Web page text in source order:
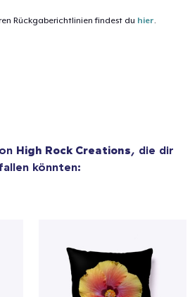
Rückgaberichtlinien findest du hier.
High Rock Creations, die dir
könnten: